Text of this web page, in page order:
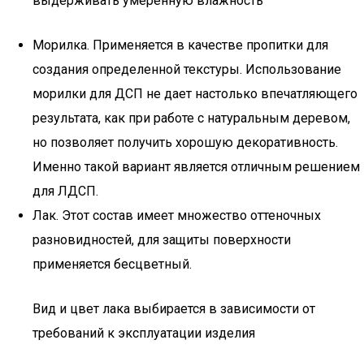
Морилка. Применяется в качестве пропитки для
создания определенной текстуры. Использование
морилки для ДСП не дает настолько впечатляющего
результата, как при работе с натуральным деревом,
но позволяет получить хорошую декоративность.
Именно такой вариант является отличным решением
для ЛДСП.
Лак. Этот состав имеет множество оттеночных
разновидностей, для защиты поверхности
применяется бесцветный.
Вид и цвет лака выбирается в зависимости от
требований к эксплуатации изделия